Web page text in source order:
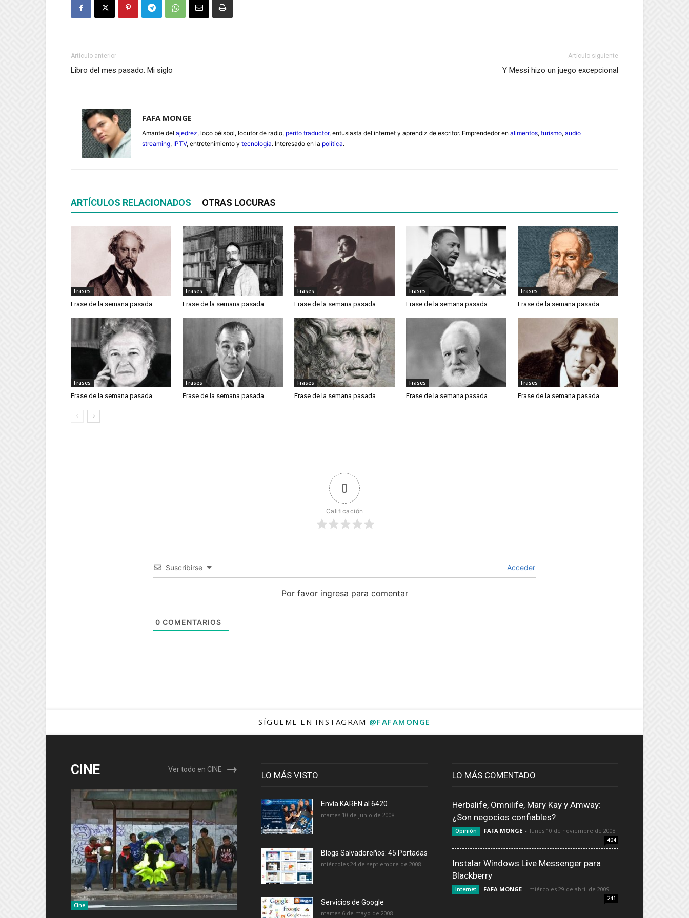
Artículo anterior
Libro del mes pasado: Mi siglo
Artículo siguiente
Y Messi hizo un juego excepcional
FAFA MONGE
Amante del ajedrez, loco béisbol, locutor de radio, perito traductor, entusiasta del internet y aprendiz de escritor. Emprendedor en alimentos, turismo, audio
streaming, IPTV, entretenimiento y tecnología. Interesado en la política.
ARTÍCULOS RELACIONADOS OTRAS LOCURAS
Frases
Frase de la semana pasada
Frases
Frase de la semana pasada
Frases
Frase de la semana pasada
Frases
Frase de la semana pasada
Frases
Frase de la semana pasada
Frases
Frase de la semana pasada
Frases
Frase de la semana pasada
Frases
Frase de la semana pasada
Frases
Frase de la semana pasada
Frases
Frase de la semana pasada
0
Calificación
Suscribirse Acceder
Por favor ingresa para comentar
0 COMENTARIOS
SÍGUEME EN INSTAGRAM @FAFAMONGE
CINE Ver todo en CINE
Cine
LO MÁS VISTO
Envía KAREN al 6420
martes 10 de junio de 2008
Blogs Salvadoreños: 45 Portadas
miércoles 24 de septiembre de 2008
Servicios de Google
martes 6 de mayo de 2008
LO MÁS COMENTADO
Herbalife, Omnilife, Mary Kay y Amway:
¿Son negocios confiables?
Opinión FAFA MONGE - lunes 10 de noviembre de 2008
404
Instalar Windows Live Messenger para
Blackberry
Internet FAFA MONGE - miércoles 29 de abril de 2009
241